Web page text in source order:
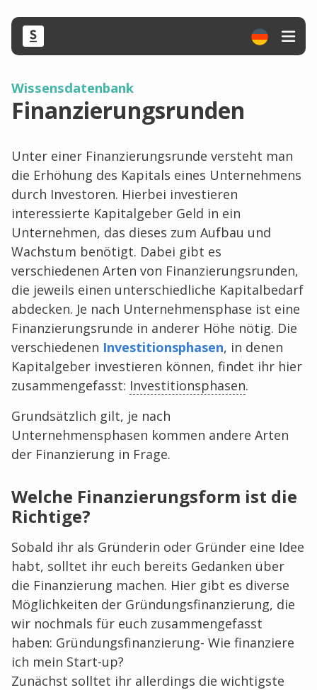
Wissensdatenbank
Finanzierungsrunden
Unter einer Finanzierungsrunde versteht man
die Erhöhung des Kapitals eines Unternehmens
durch Investoren. Hierbei investieren
interessierte Kapitalgeber Geld in ein
Unternehmen, das dieses zum Aufbau und
Wachstum benötigt. Dabei gibt es
verschiedenen Arten von Finanzierungsrunden,
die jeweils einen unterschiedliche Kapitalbedarf
abdecken. Je nach Unternehmensphase ist eine
Finanzierungsrunde in anderer Höhe nötig. Die
verschiedenen Investitionsphasen, in denen
Kapitalgeber investieren können, findet ihr hier
zusammengefasst: Investitionsphasen.
Grundsätzlich gilt, je nach
Unternehmensphasen kommen andere Arten
der Finanzierung in Frage.
Welche Finanzierungsform ist die
Richtige?
Sobald ihr als Gründerin oder Gründer eine Idee
habt, solltet ihr euch bereits Gedanken über
die Finanzierung machen. Hier gibt es diverse
Möglichkeiten der Gründungsfinanzierung, die
wir nochmals für euch zusammengefasst
haben: Gründungsfinanzierung- Wie finanziere
ich mein Start-up?
Zunächst solltet ihr allerdings die wichtigste